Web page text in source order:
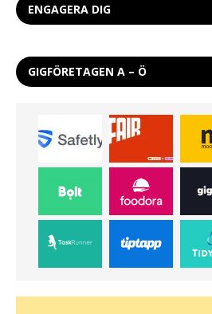
ENGAGERA DIG
GIGFÖRETAGEN A – Ö